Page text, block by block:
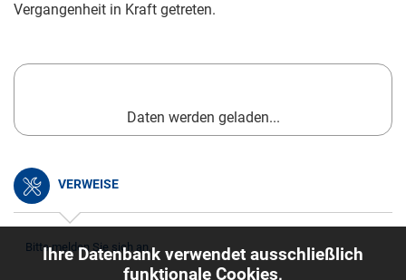
Vergangenheit in Kraft getreten.
Daten werden geladen...
VERWEISE
Bitte melden Sie sich an.
Ihre Datenbank verwendet ausschließlich
funktionale Cookies,